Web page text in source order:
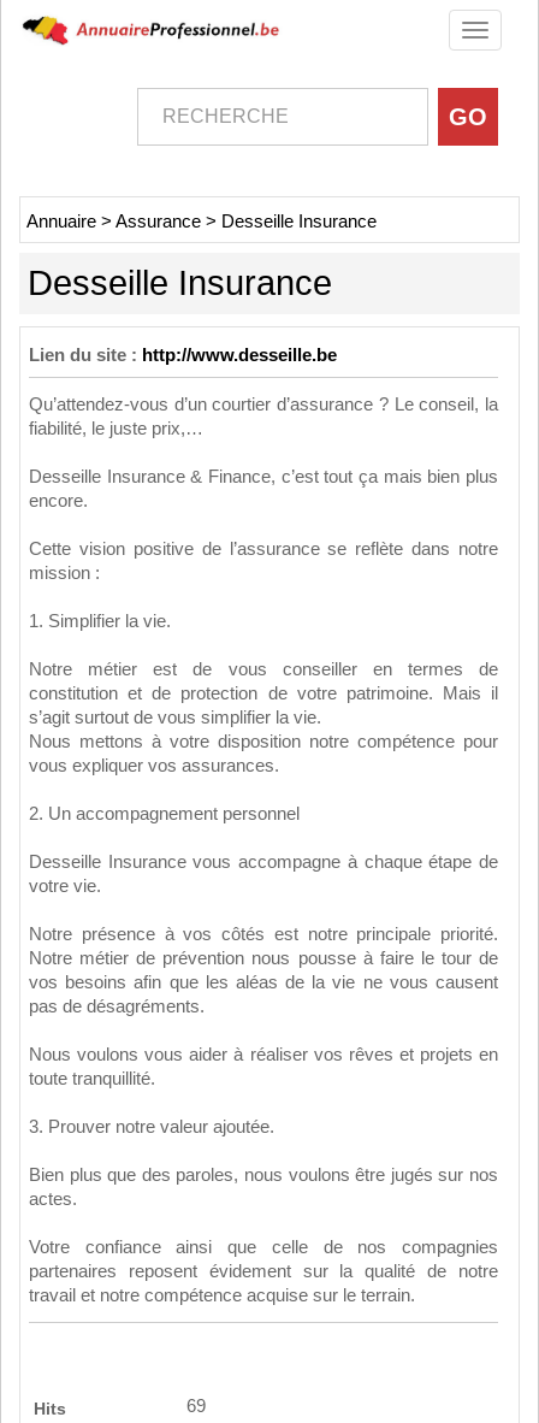
Toggle
Annuaire > Assurance > Desseille Insurance
Desseille Insurance
Lien du site : http://www.desseille.be
Qu’attendez-vous d’un courtier d’assurance ? Le conseil, la
fiabilité, le juste prix,…
Desseille Insurance & Finance, c’est tout ça mais bien plus
encore.
Cette vision positive de l’assurance se reflète dans notre
mission :
1. Simplifier la vie.
Notre métier est de vous conseiller en termes de
constitution et de protection de votre patrimoine. Mais il
s’agit surtout de vous simplifier la vie.
Nous mettons à votre disposition notre compétence pour
vous expliquer vos assurances.
2. Un accompagnement personnel
Desseille Insurance vous accompagne à chaque étape de
votre vie.
Notre présence à vos côtés est notre principale priorité.
Notre métier de prévention nous pousse à faire le tour de
vos besoins afin que les aléas de la vie ne vous causent
pas de désagréments.
Nous voulons vous aider à réaliser vos rêves et projets en
toute tranquillité.
3. Prouver notre valeur ajoutée.
Bien plus que des paroles, nous voulons être jugés sur nos
actes.
Votre confiance ainsi que celle de nos compagnies
partenaires reposent évidement sur la qualité de notre
travail et notre compétence acquise sur le terrain.
Hits
69